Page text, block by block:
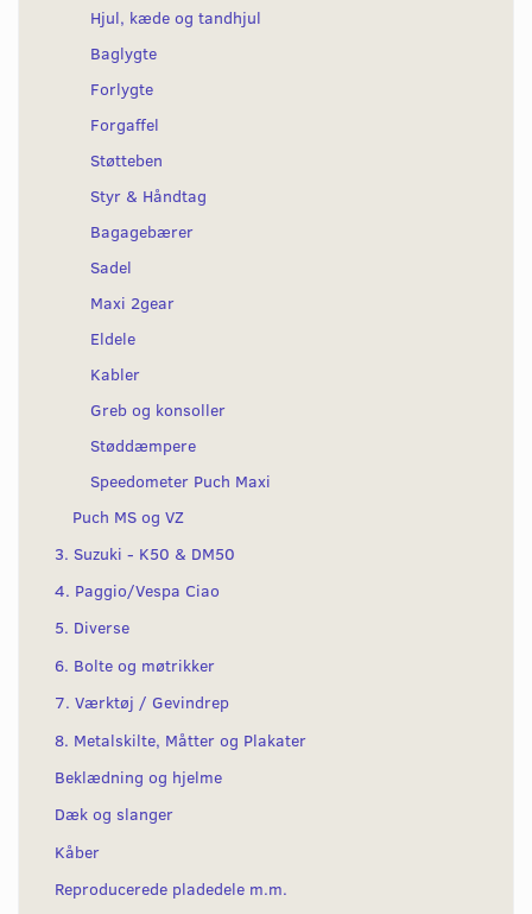
Hjul, kæde og tandhjul
Baglygte
Forlygte
Forgaffel
Støtteben
Styr & Håndtag
Bagagebærer
Sadel
Maxi 2gear
Eldele
Kabler
Greb og konsoller
Støddæmpere
Speedometer Puch Maxi
Puch MS og VZ
3. Suzuki - K50 & DM50
4. Paggio/Vespa Ciao
5. Diverse
6. Bolte og møtrikker
7. Værktøj / Gevindrep
8. Metalskilte, Måtter og Plakater
Beklædning og hjelme
Dæk og slanger
Kåber
Reproducerede pladedele m.m.